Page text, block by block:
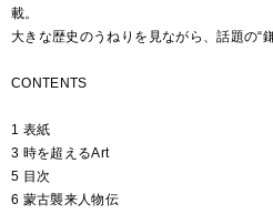
載。
大きな歴史のうねりを見ながら、話題の“
CONTENTS
1 表紙
3 時を超えるArt
5 目次
6 蒙古襲来人物伝